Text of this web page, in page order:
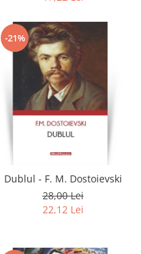
-21%
Dublul - F. M. Dostoievski
28,00 Lei
22,12 Lei